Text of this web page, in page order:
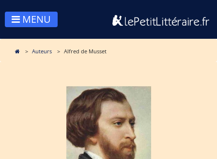
MENU
Auteurs Alfred de Musset